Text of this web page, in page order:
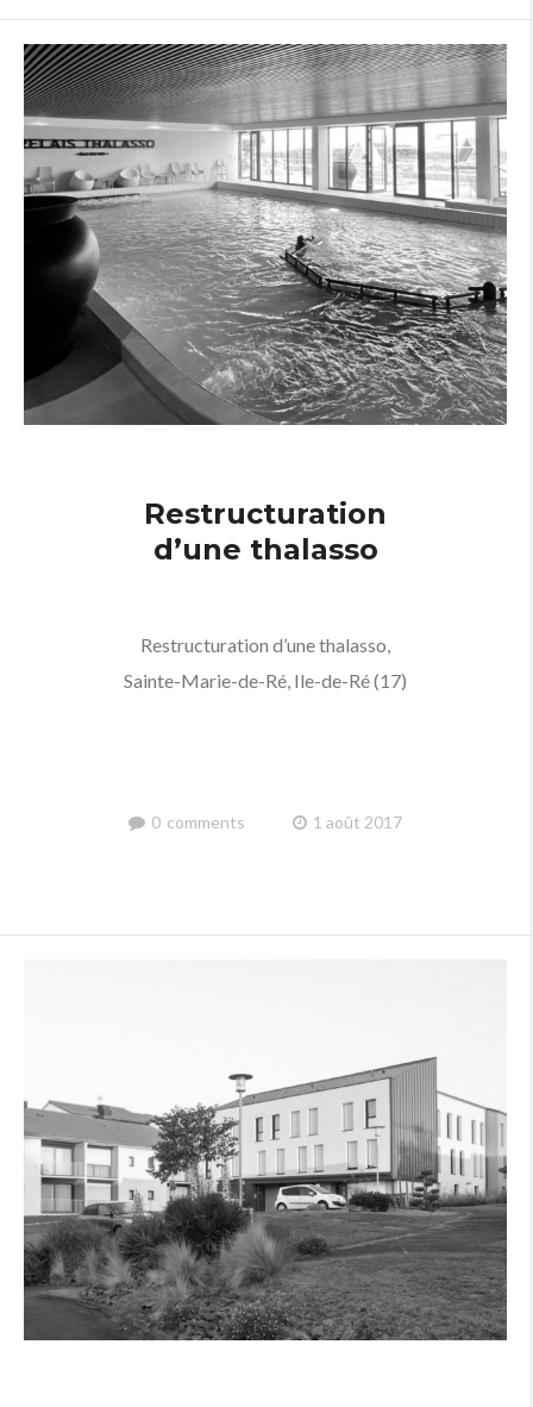
Restructuration
d’une thalasso
Restructuration d’une thalasso,
Sainte-Marie-de-Ré, Ile-de-Ré (17)
0 comments 1 août 2017